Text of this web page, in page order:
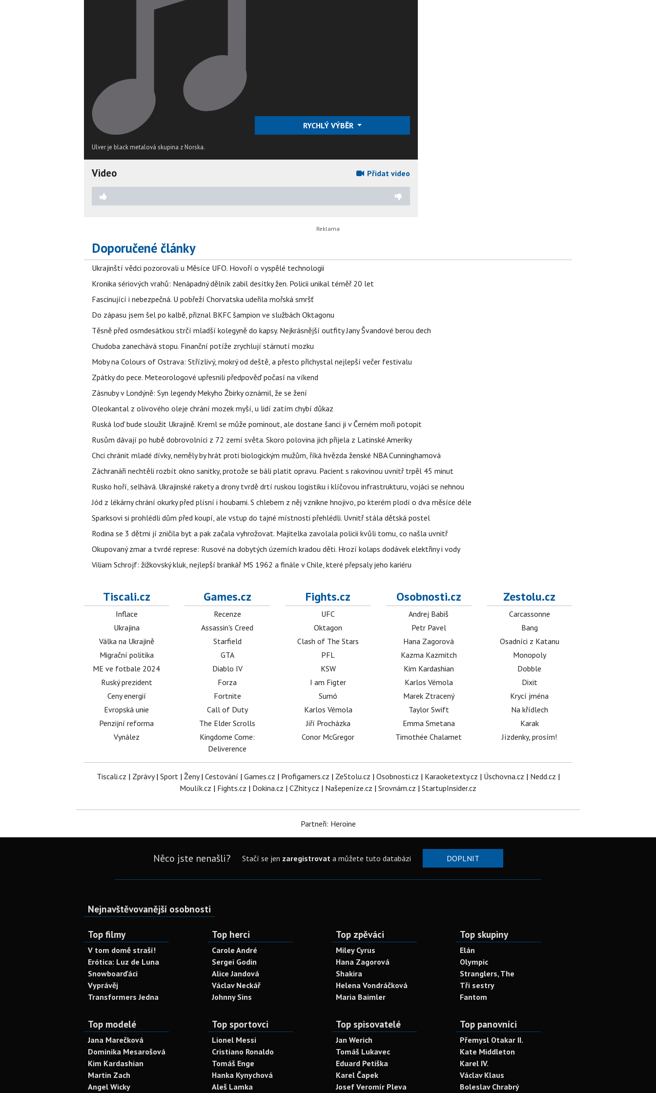
RYCHLÝ VÝBĚR
Ulver je black metalová skupina z Norska.
Video Přidat video
Doporučené články
Ukrajinští vědci pozorovali u Měsíce UFO. Hovoří o vyspělé technologii
Kronika sériových vrahů: Nenápadný dělník zabil desítky žen. Policii unikal téměř 20 let
Fascinující i nebezpečná. U pobřeží Chorvatska udeřila mořská smršť
Do zápasu jsem šel po kalbě, přiznal BKFC šampion ve službách Oktagonu
Těsně před osmdesátkou strčí mladší kolegyně do kapsy. Nejkrásnější outfity Jany Švandové berou dech
Chudoba zanechává stopu. Finanční potíže zrychlují stárnutí mozku
Moby na Colours of Ostrava: Střízlivý, mokrý od deště, a přesto přichystal nejlepší večer festivalu
Zpátky do pece. Meteorologové upřesnili předpověď počasí na víkend
Zásnuby v Londýně: Syn legendy Mekyho Žbirky oznámil, že se žení
Oleokantal z olivového oleje chrání mozek myší, u lidí zatím chybí důkaz
Ruská loď bude sloužit Ukrajině. Kreml se může pominout, ale dostane šanci ji v Černém moři potopit
Rusům dávají po hubě dobrovolníci z 72 zemí světa. Skoro polovina jich přijela z Latinské Ameriky
Chci chránit mladé dívky, neměly by hrát proti biologickým mužům, říká hvězda ženské NBA Cunninghamová
Záchranáři nechtěli rozbít okno sanitky, protože se báli platit opravu. Pacient s rakovinou uvnitř trpěl 45 minut
Rusko hoří, selhává. Ukrajinské rakety a drony tvrdě drtí ruskou logistiku i klíčovou infrastrukturu, vojáci se nehnou
Jód z lékárny chrání okurky před plísní i houbami. S chlebem z něj vznikne hnojivo, po kterém plodí o dva měsíce déle
Sparksovi si prohlédli dům před koupí, ale vstup do tajné místnosti přehlédli. Uvnitř stála dětská postel
Rodina se 3 dětmi jí zničila byt a pak začala vyhrožovat. Majitelka zavolala policii kvůli tomu, co našla uvnitř
Okupovaný zmar a tvrdé represe: Rusové na dobytých územích kradou děti. Hrozí kolaps dodávek elektřiny i vody
Viliam Schrojf: žižkovský kluk, nejlepší brankář MS 1962 a finále v Chile, které přepsaly jeho kariéru
Tiscali.cz
Inflace
Ukrajina
Válka na Ukrajině
Migrační politika
ME ve fotbale 2024
Ruský prezident
Ceny energií
Evropská unie
Penzijní reforma
Vynález
Games.cz
Recenze
Assassin's Creed
Starfield
GTA
Diablo IV
Forza
Fortnite
Call of Duty
The Elder Scrolls
Kingdome Come:
Deliverence
Fights.cz
UFC
Oktagon
Clash of The Stars
PFL
KSW
I am Figter
Sumó
Karlos Vémola
Jiří Procházka
Conor McGregor
Osobnosti.cz
Andrej Babiš
Petr Pavel
Hana Zagorová
Kazma Kazmitch
Kim Kardashian
Karlos Vémola
Marek Ztracený
Taylor Swift
Emma Smetana
Timothée Chalamet
Zestolu.cz
Carcassonne
Bang
Osadníci z Katanu
Monopoly
Dobble
Dixit
Krycí jména
Na křídlech
Karak
Jízdenky, prosím!
Tiscali.cz | Zprávy| Sport| Ženy| Cestování | Games.cz | Profigamers.cz | ZeStolu.cz | Osobnosti.cz | Karaoketexty.cz | Úschovna.cz | Nedd.cz |
Moulík.cz | Fights.cz | Dokina.cz | CZhity.cz | Našepeníze.cz | Srovnám.cz | StartupInsider.cz
Partneři: Heroine
Něco jste nenašli? Stačí se jen zaregistrovata můžete tuto databázi DOPLNIT
Nejnavštěvovanější osobnosti
Top filmy
V tom domě straší!
Erótica: Luz de Luna
Snowboarďáci
Vyprávěj
Transformers Jedna
Top herci
Carole André
Sergei Godin
Alice Jandová
Václav Neckář
Johnny Sins
Top zpěváci
Miley Cyrus
Hana Zagorová
Shakira
Helena Vondráčková
Maria Baimler
Top skupiny
Elán
Olympic
Stranglers, The
Tři sestry
Fantom
Top modelé
Jana Marečková
Dominika Mesarošová
Kim Kardashian
Martin Zach
Angel Wicky
Top sportovci
Lionel Messi
Cristiano Ronaldo
Tomáš Enge
Hanka Kynychová
Aleš Lamka
Top spisovatelé
Jan Werich
Tomáš Lukavec
Eduard Petiška
Karel Čapek
Josef Veromír Pleva
Top panovníci
Přemysl Otakar II.
Kate Middleton
Karel IV.
Václav Klaus
Boleslav Chrabrý